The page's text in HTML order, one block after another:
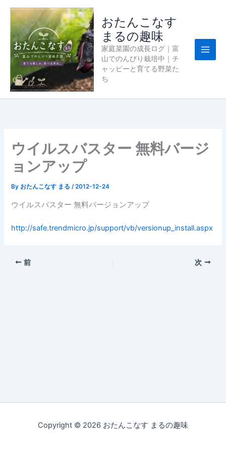
おたんこなす
まるの趣味
家庭菜園の成長ログ｜富
山でのんびり栽培中｜チ
ャッピーと育てる野菜た
ち
ウイルスバスター 無料バージ
ョンアップ
By おたんこなす まる/2012-12-24
ウイルスバスター 無料バージョンアップ
http://safe.trendmicro.jp/support/vb/versionup_install.aspx
前 次
Copyright © 2026 おたんこなす まるの趣味